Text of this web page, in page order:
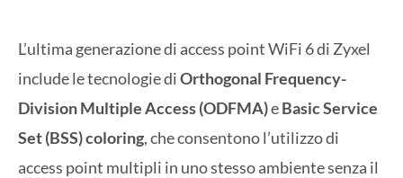
L’ultima generazione di access point WiFi 6 di Zyxel
include le tecnologie diOrthogonal Frequency-
Division Multiple Access (ODFMA)eBasic Service
Set (BSS) coloring, che consentono l’utilizzo di
access point multipli in uno stesso ambiente senza il